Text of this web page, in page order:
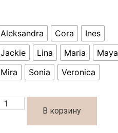
Aleksandra Cora
Ines
Jackie
Lina Maria
Maya
Mira
Sonia Veronica
В корзину